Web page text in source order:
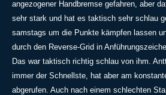
angezogener Handbremse gefahren, aber
sehr stark und hat es taktisch sehr schlau
samstags um die Punkte kämpfen lassen
durch den Reverse-Grid in
Das war taktisch richtig schlau von ihm.
immer der Schnellste, hat aber am
abgerufen. Auch nach einem schlechten